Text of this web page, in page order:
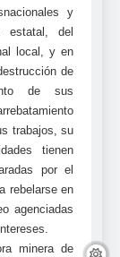
y
estatal, del
local, y en
de
de sus
trabajos, su
tienen
por el
rebelarse en
agenciadas
minera de